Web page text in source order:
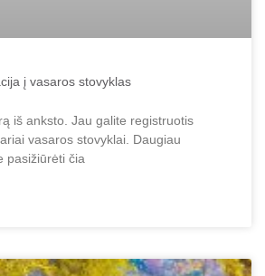
į vasaros stovyklas
iš anksto. Jau galite registruotis
vasaros stovyklai. Daugiau
pasižiūrėti čia